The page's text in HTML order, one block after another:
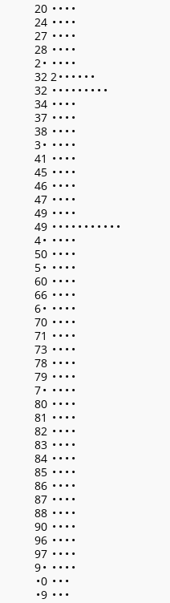
20 • • • •
24 • • • •
27 • • • •
28 • • • •
2• • • • •
32 2• • • • • •
32 • • • • • • • • •
34 • • • •
37 • • • •
38 • • • •
3• • • • •
41 • • • •
45 • • • •
46 • • • •
47 • • • •
49 • • • •
49 • • • • • • • • • • •
4• • • • •
50 • • • •
5• • • • •
60 • • • •
66 • • • •
6• • • • •
70 • • • •
71 • • • •
73 • • • •
78 • • • •
79 • • • •
7• • • • •
80 • • • •
81 • • • •
82 • • • •
83 • • • •
84 • • • •
85 • • • •
86 • • • •
87 • • • •
88 • • • •
90 • • • •
96 • • • •
97 • • • •
9• • • • •
•0 • • •
•9 • • •